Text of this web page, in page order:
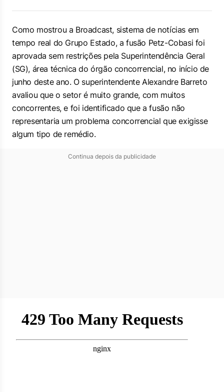
Como mostrou a Broadcast, sistema de notícias em
tempo real do Grupo Estado, a fusão Petz-Cobasi foi
aprovada sem restrições pela Superintendência Geral
(SG), área técnica do órgão concorrencial, no início de
junho deste ano. O superintendente Alexandre Barreto
avaliou que o setor é muito grande, com muitos
concorrentes, e foi identificado que a fusão não
representaria um problema concorrencial que exigisse
algum tipo de remédio.
Continua depois da publicidade